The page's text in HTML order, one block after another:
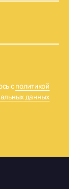
сполитикой
данных